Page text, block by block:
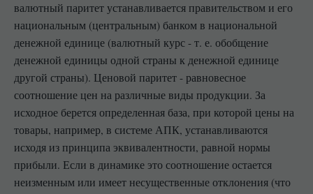
валютный паритет устанавливается правительством и его
национальным (центральным) банком в национальной
денежной единице (валютный курс - т. е. обобщение
денежной единицы одной страны к денежной единице
другой страны). Ценовой паритет - равновесное
соотношение цен на различные виды продукции. За
исходное берется определенная база, при которой цены на
товары, например, в системе АПК, устанавливаются
исходя из принципа эквивалентности, равной нормы
прибыли. Если в динамике это соотношение остается
неизменным или имеет несущественные отклонения (что